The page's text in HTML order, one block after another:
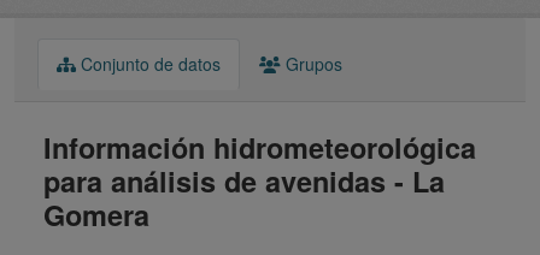
Conjunto de datos Grupos
Información hidrometeorológica
para análisis de avenidas - La
Gomera